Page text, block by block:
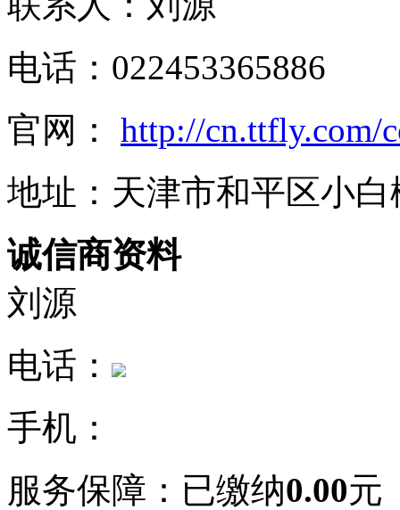
电话：022453365886
官网： http://cn.ttfly.com/
地址：天津市和平区小
诚信商资料
刘源
电话：
手机：
服务保障： 已缴纳0.00元